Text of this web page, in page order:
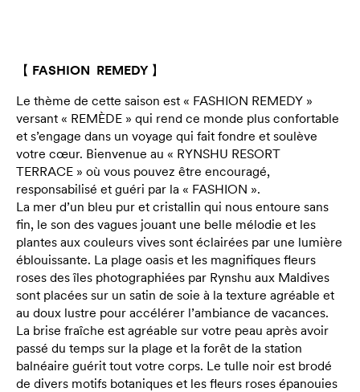
【 FASHION REMEDY 】
Le thème de cette saison est « FASHION REMEDY »
versant « REMÈDE » qui rend ce monde plus confortable
et s’engage dans un voyage qui fait fondre et soulève
votre cœur. Bienvenue au « RYNSHU RESORT
TERRACE » où vous pouvez être encouragé,
responsabilisé et guéri par la « FASHION ».
La mer d’un bleu pur et cristallin qui nous entoure sans
fin, le son des vagues jouant une belle mélodie et les
plantes aux couleurs vives sont éclairées par une lumière
éblouissante. La plage oasis et les magnifiques fleurs
roses des îles photographiées par Rynshu aux Maldives
sont placées sur un satin de soie à la texture agréable et
au doux lustre pour accélérer l’ambiance de vacances.
La brise fraîche est agréable sur votre peau après avoir
passé du temps sur la plage et la forêt de la station
balnéaire guérit tout votre corps. Le tulle noir est brodé
de divers motifs botaniques et les fleurs roses épanouies